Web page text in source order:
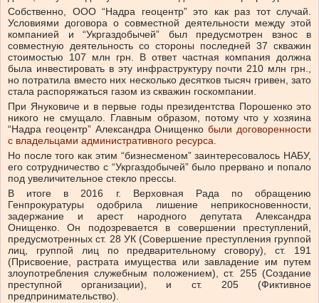
Собственно, ООО “Надра геоцентр” это как раз тот случай.
Условиями договора о совместной деятельности между этой
компанией и “Укргаздобычей” был предусмотрен взнос в
совместную деятельность со стороны последней 37 скважин
стоимостью 107 млн грн. В ответ частная компания должна
была инвестировать в эту инфраструктуру почти 210 млн грн.,
но потратила вместо них несколько десятков тысяч гривен, зато
стала распоряжаться газом из скважин госкомпании.
При Януковиче и в первые годы президентства Порошенко это
никого не смущало. Главным образом, потому что у хозяина
“Надра геоцентр” Александра Онищенкобыли договоренности
с владельцами административного ресурса.
Но после того как этим “бизнесменом” заинтересовалось НАБУ,
его сотрудничество с “Укргаздобычей” было прервано и попало
под увеличительное стекло прессы.
В итоге в 2016 г. Верховная Рада по обращению
Генпрокуратуры одобрила лишение неприкосновенности,
задержание и арест народного депутата Александра
Онищенко. Он подозревается в совершении преступлений,
предусмотренных ст. 28 УК (Совершение преступления группой
лиц, группой лиц по предварительному сговору), ст. 191
(Присвоение, растрата имущества или завладение им путем
злоупотребления служебным положением), ст. 255 (Создание
преступной организации), и ст. 205 (Фиктивное
предпринимательство).